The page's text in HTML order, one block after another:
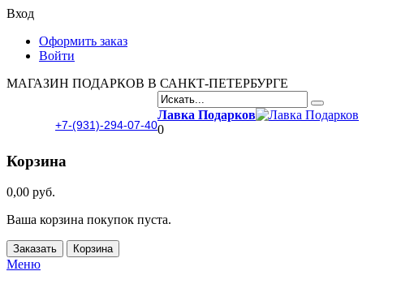
Вход
Оформить заказ
Войти
МАГАЗИН ПОДАРКОВ В САНКТ-ПЕТЕРБУРГЕ
+7-(931)-294-07-40
Лавка Подарков
0
Корзина
0,00 руб.
Ваша корзина покупок пуста.
Заказать Корзина
Меню